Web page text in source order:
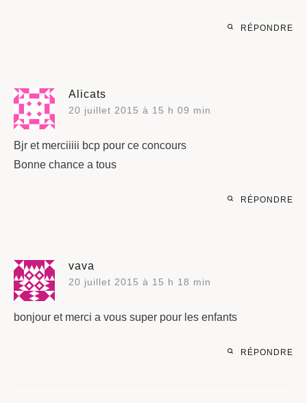
RÉPONDRE
Alicats
20 juillet 2015 à 15 h 09 min
Bjr et merciiiii bcp pour ce concours
Bonne chance a tous
RÉPONDRE
vava
20 juillet 2015 à 15 h 18 min
bonjour et merci a vous super pour les enfants
RÉPONDRE